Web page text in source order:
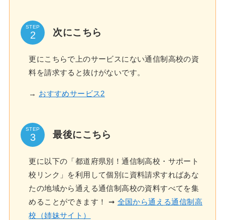
STEP
次にこちら
更にこちらで上のサービスにない通信制高校の資
料を請求すると抜けがないです。
→ おすすめサービス2
STEP
最後にこちら
更に以下の「都道府県別！通信制高校・サポート
校リンク」を利用して個別に資料請求すればあな
たの地域から通える通信制高校の資料すべてを集
めることができます！ ➞ 全国から通える通信制高
校（姉妹サイト）